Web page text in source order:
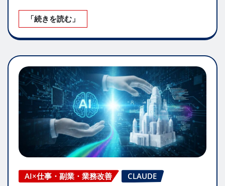
「続きを読む」
AI×仕事・副業・業務改善 CLAUDE